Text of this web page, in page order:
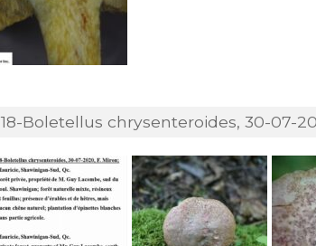
18-Boletellus chrysenteroides, 30-07-